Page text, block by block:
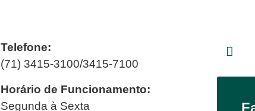
Telefone:
(71) 3415-3100/3415-7100
Horário de Funcionamento:
Segunda à Sexta